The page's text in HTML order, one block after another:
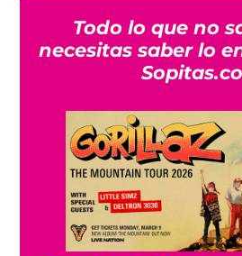
Todo lo que no
necesitas saber lo